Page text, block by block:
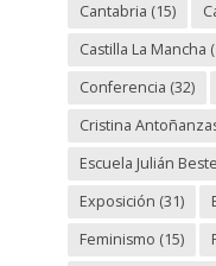
Cantabria (15)
Castilla La Mancha
Conferencia (32)
Cristina
Escuela Julián
Exposición (31)
Feminismo (15)